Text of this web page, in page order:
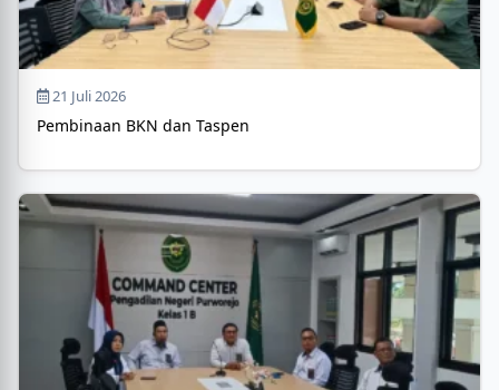
21 Juli 2026
Pembinaan BKN dan Taspen